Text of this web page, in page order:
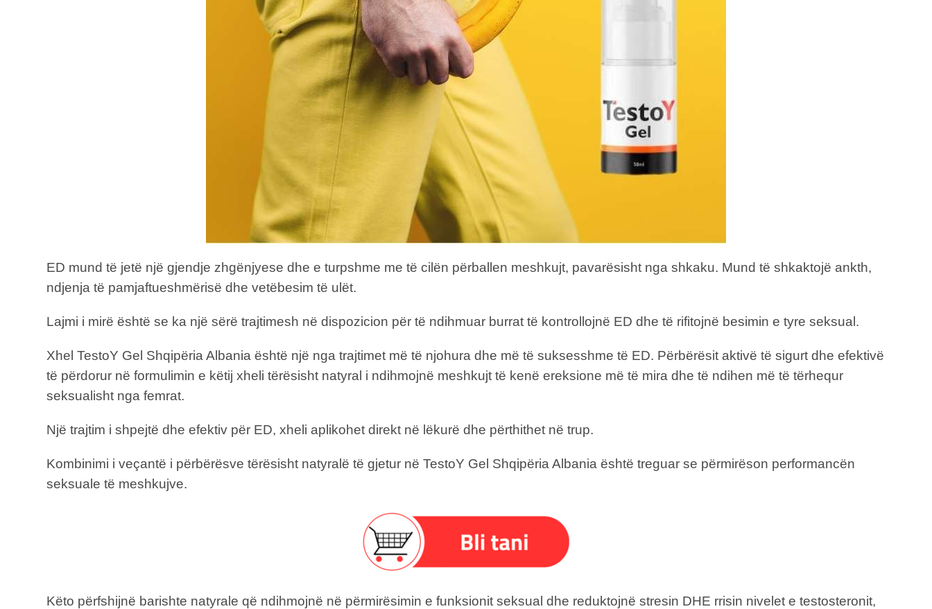
ED mund të jetë një gjendje zhgënjyese dhe e turpshme me të cilën përballen meshkujt, pavarësisht nga shkaku. Mund të shkaktojë ankth,
ndjenja të pamjaftueshmërisë dhe vetëbesim të ulët.
Lajmi i mirë është se ka një sërë trajtimesh në dispozicion për të ndihmuar burrat të kontrollojnë ED dhe të rifitojnë besimin e tyre seksual.
Xhel TestoY Gel Shqipëria Albania është një nga trajtimet më të njohura dhe më të suksesshme të ED. Përbërësit aktivë të sigurt dhe efektivë
të përdorur në formulimin e këtij xheli tërësisht natyral i ndihmojnë meshkujt të kenë ereksione më të mira dhe të ndihen më të tërhequr
seksualisht nga femrat.
Një trajtim i shpejtë dhe efektiv për ED, xheli aplikohet direkt në lëkurë dhe përthithet në trup.
Kombinimi i veçantë i përbërësve tërësisht natyralë të gjetur në TestoY Gel Shqipëria Albania është treguar se përmirëson performancën
seksuale të meshkujve.
Këto përfshijnë barishte natyrale që ndihmojnë në përmirësimin e funksionit seksual dhe reduktojnë stresin DHE rrisin nivelet e testosteronit,